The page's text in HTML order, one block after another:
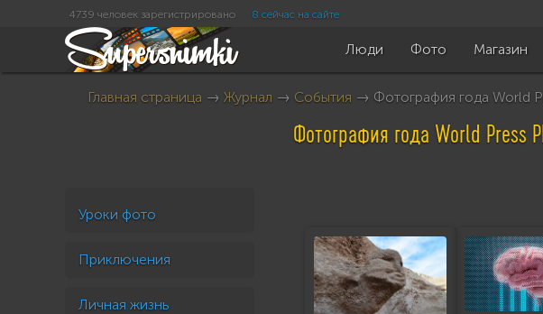
4739 человек зарегистрировано 8 сейчас на сайте
Люди Фото Магазин
Главная страница → Журнал → События → Фотография года World
Фотография года World Press
Уроки фото
Приключения
Личная жизнь